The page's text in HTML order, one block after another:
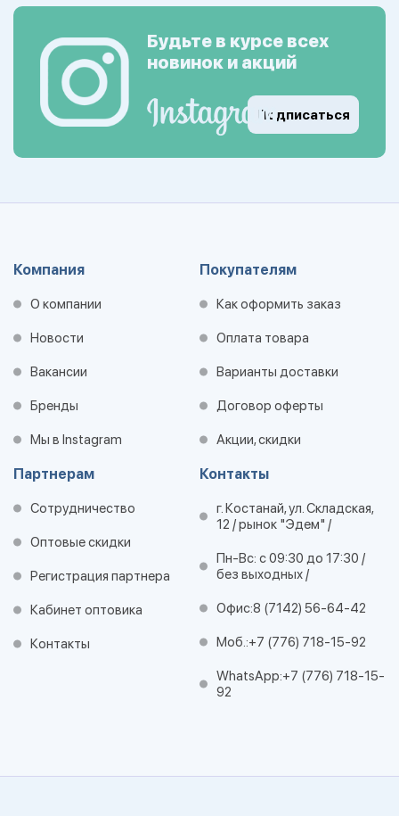
Будьте в курсе всех
новинок и акций
Подписаться
Компания
О компании
Новости
Вакансии
Бренды
Мы в Instagram
Покупателям
Как оформить заказ
Оплата товара
Варианты доставки
Договор оферты
Акции, скидки
Партнерам
Сотрудничество
Оптовые скидки
Регистрация партнера
Кабинет оптовика
Контакты
Контакты
г. Костанай, ул. Складская,
12 / рынок "Эдем" /
Пн-Вс: с 09:30 до 17:30 /
без выходных /
Офис:8 (7142) 56-64-42
Моб.:+7 (776) 718-15-92
WhatsApp:+7 (776) 718-15-
92